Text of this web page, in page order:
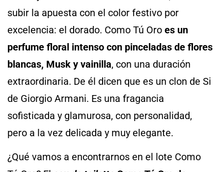
subir la apuesta con el color festivo por
excelencia: el dorado. Como Tú Oro es un
perfume floral intenso con pinceladas de flores
blancas, Musk y vainilla, con una duración
extraordinaria. De él dicen que es un clon de Si
de Giorgio Armani. Es una fragancia
sofisticada y glamurosa, con personalidad,
pero a la vez delicada y muy elegante.
¿Qué vamos a encontrarnos en el lote Como